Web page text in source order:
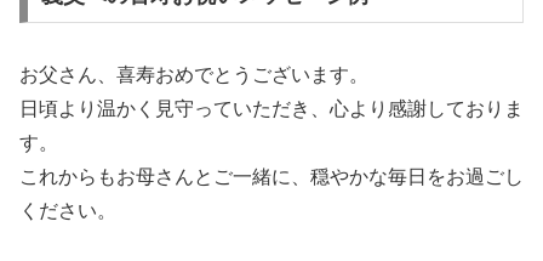
お父さん、喜寿おめでとうございます。
日頃より温かく見守っていただき、心より感謝しておりま
す。
これからもお母さんとご一緒に、穏やかな毎日をお過ごし
ください。